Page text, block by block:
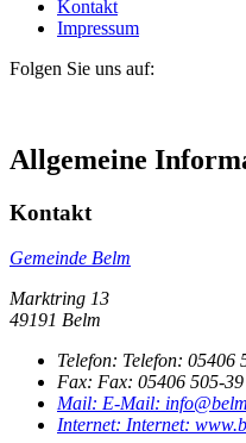
Kontakt
Impressum
Folgen Sie uns auf:
Allgemeine
Kontakt
Gemeinde Belm
Marktring 13
49191 Belm
Telefon: Telefon: 05406
Fax: Fax: 05406 505-39
Mail: E-Mail:
Internet: Internet: